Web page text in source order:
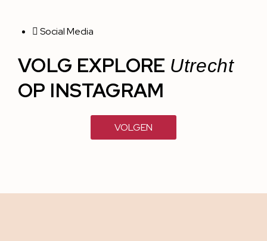
Social Media
VOLG EXPLORE Utrecht
OP INSTAGRAM
VOLGEN